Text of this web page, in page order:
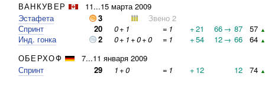
ВАНКУВЕР
11...15 марта 2009
Эстафета
3
Звено 2
Спринт
20 0+ 1 = 1 +21 66→ 87 57
Инд. гонка 2 0+ 1+0+0 = 1 +54 12→ 66 64
ОБЕРХОФ
7...11 января 2009
Спринт
29 1+0 = 1 + 12 12 74